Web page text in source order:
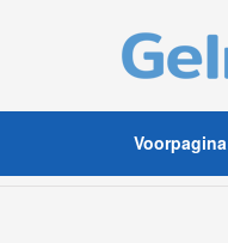
Voorpagina